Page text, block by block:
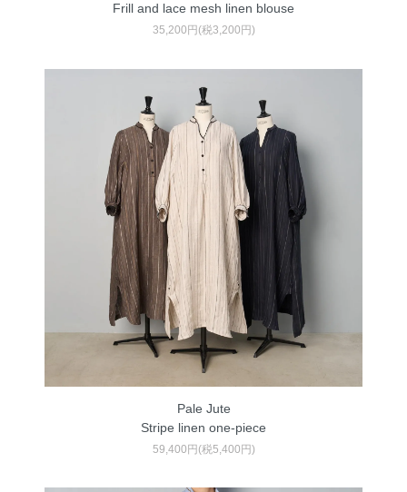
Frill and lace mesh linen blouse
35,200円(税3,200円)
Pale Jute
Stripe linen one-piece
59,400円(税5,400円)